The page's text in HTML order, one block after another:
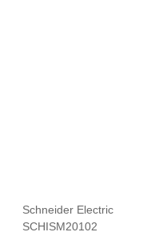
Schneider Electric
SCHISM20102